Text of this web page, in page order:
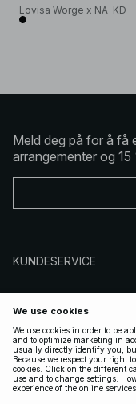
Lovisa Worge x NA-KD
Meld deg på for å få
arrangementer og
KUNDESERVICE
FØLG OSS
LOVLIG